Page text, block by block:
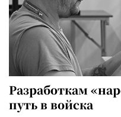
Разработкам
путь в войска